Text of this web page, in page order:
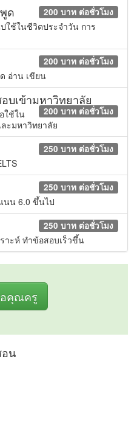
ด 200 บาท ต่อชั่วโมง
ใช้ในชีวิตประจำวัน การ
200 บาท ต่อชั่วโมง
อ่าน เขียน
บเข้ามหาวิทยาลัย
200 บาท ต่อชั่วโมง
ใช้ใน
ะมหาวิทยาลัย
250 บาท ต่อชั่วโมง
250 บาท ต่อชั่วโมง
นน 6.0 ขึ้นไป
250 บาท ต่อชั่วโมง
าะห์ ทำข้อสอบเร็วขึ้น
คุณครู
น